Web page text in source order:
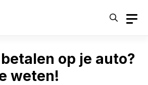
op je auto?
weten!